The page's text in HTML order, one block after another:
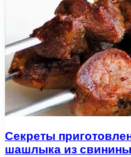
Секреты
шашлыка из свинины